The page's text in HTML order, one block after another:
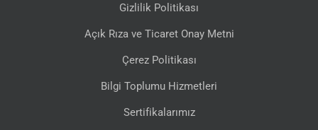
Gizlilik Politikası
Açık Rıza ve Ticaret Onay Metni
Çerez Politikası
Bilgi Toplumu Hizmetleri
Sertifikalarımız